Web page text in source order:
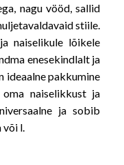
nagu vööd, sallid
stiile.
naiselikule lõikele
enesekindlalt ja
ideaalne pakkumine
naiselikkust ja
ja sobib
l.